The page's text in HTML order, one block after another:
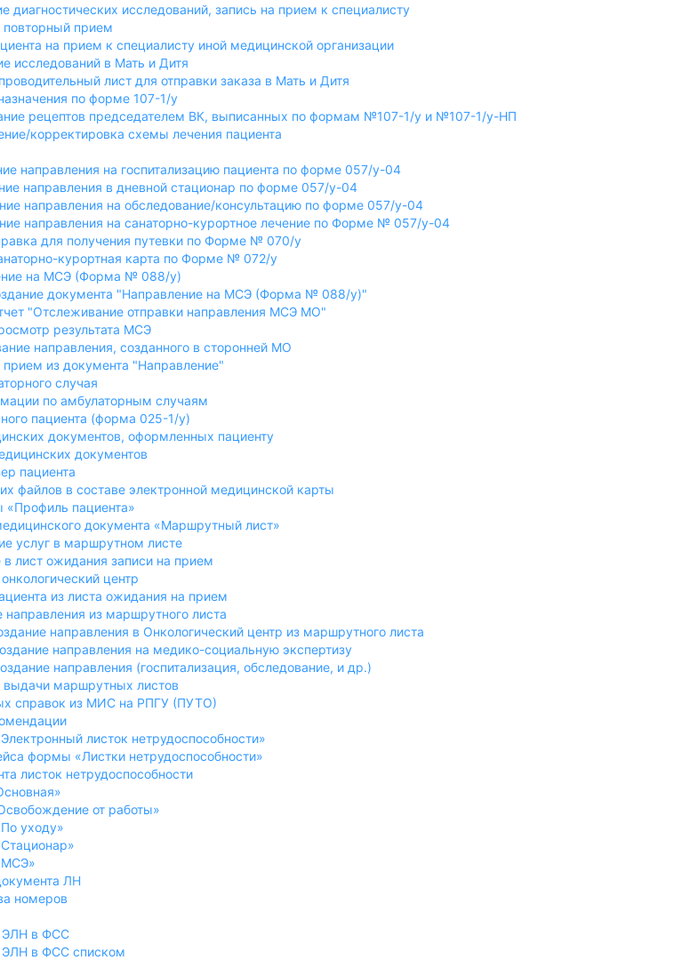
диагностических исследований, запись на прием к специалисту
повторный прием
на прием к специалисту иной медицинской организации
исследований в Мать и Дитя
лист для отправки заказа в Мать и Дитя
по форме 107-1/у
рецептов председателем ВК, выписанных по формам №107-1/у и №107-1/у-НП
корректировка схемы лечения пациента
направления на госпитализацию пациента по форме 057/у-04
направления в дневной стационар по форме 057/у-04
направления на обследование/консультацию по форме 057/у-04
направления на санаторно-курортное лечение по Форме № 057/у-04
для получения путевки по Форме № 070/у
курортная карта по Форме № 072/у
на МСЭ (Форма № 088/у)
документа "Направление на МСЭ (Форма № 088/у)"
"Отслеживание отправки направления МСЭ МО"
результата МСЭ
направления, созданного в сторонней МО
прием из документа "Направление"
случая
по амбулаторным случаям
пациента (форма 025-1/у)
документов, оформленных пациенту
документов
пациента
файлов в составе электронной медицинской карты
пациента»
документа «Маршрутный лист»
услуг в маршрутном листе
в лист ожидания записи на прием
центр
из листа ожидания на прием
направления из маршрутного листа
направления в Онкологический центр из маршрутного листа
направления на медико-социальную экспертизу
направления (госпитализация, обследование, и др.)
выдачи маршрутных листов
справок из МИС на РПГУ (ПУТО)
листок нетрудоспособности»
формы «Листки нетрудоспособности»
листок нетрудоспособности
от работы»
уходу»
ЛН
номеров
ЭЛН в ФСС
ЭЛН в ФСС списком